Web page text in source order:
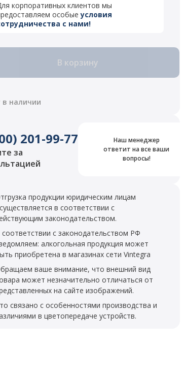
корпоративных клиентов мы
особыеусловия
с нами!
В корзину
в наличии
201-99-77
за
Наш менеджер
ответит на все ваши
вопросы!
продукции юридическим лицам
в соответствии с
законодательством.
соответствии с законодательством РФ
алкогольная продукция может
приобретена в магазинах сети Vintegra
ваше внимание, что внешний вид
может незначительно отличаться от
на сайте изображений.
связано с особенностями производства и
в цветопередаче устройств.